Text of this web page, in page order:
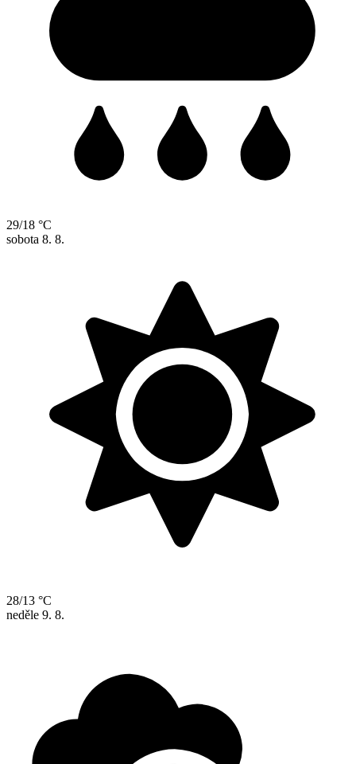
29/18 °C
sobota 8. 8.
28/13 °C
neděle 9. 8.